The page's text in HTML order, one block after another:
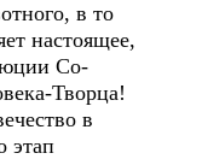
в то
настоящее,
Со-
Творца!
в
этап